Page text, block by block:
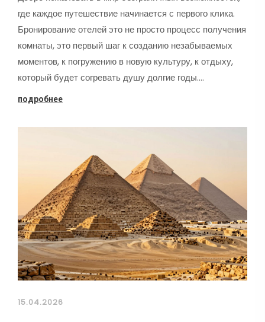
где каждое путешествие начинается с первого клика.
Бронирование отелей это не просто процесс получения
комнаты, это первый шаг к созданию незабываемых
моментов, к погружению в новую культуру, к отдыху,
который будет согревать душу долгие годы.…
подробнее
15.04.2026